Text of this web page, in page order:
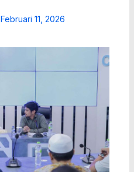
Februari 11, 2026